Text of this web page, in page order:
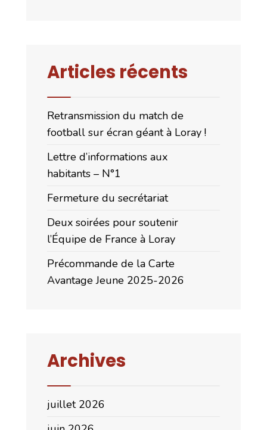
Articles récents
Retransmission du match de
football sur écran géant à Loray !
Lettre d’informations aux
habitants – N°1
Fermeture du secrétariat
Deux soirées pour soutenir
l’Équipe de France à Loray
Précommande de la Carte
Avantage Jeune 2025-2026
Archives
juillet 2026